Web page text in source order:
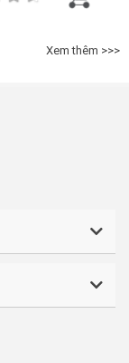
Xem thêm >>>